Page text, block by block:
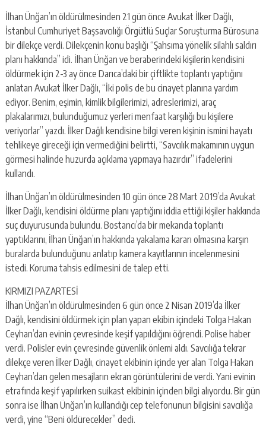
İlhan Ünğan’ın öldürülmesinden 21 gün önce Avukat İlker Dağlı,
İstanbul Cumhuriyet Başsavcılığı Örgütlü Suçlar Soruşturma Bürosuna
bir dilekçe verdi. Dilekçenin konu başlığı “Şahsıma yönelik silahlı saldırı
planı hakkında” idi. İlhan Ünğan ve beraberindeki kişilerin kendisini
öldürmek için 2-3 ay önce Darıca’daki bir çiftlikte toplantı yaptığını
anlatan Avukat İlker Dağlı, “İki polis de bu cinayet planına yardım
ediyor. Benim, eşimin, kimlik bilgilerimizi, adreslerimizi, araç
plakalarımızı, bulunduğumuz yerleri menfaat karşılığı bu kişilere
veriyorlar” yazdı. İlker Dağlı kendisine bilgi veren kişinin ismini hayatı
tehlikeye gireceği için vermediğini belirtti, “Savcılık makamının uygun
görmesi halinde huzurda açıklama yapmaya hazırdır” ifadelerini
kullandı.
İlhan Ünğan’ın öldürülmesinden 10 gün önce 28 Mart 2019’da Avukat
İlker Dağlı, kendisini öldürme planı yaptığını iddia ettiği kişiler hakkında
suç duyurusunda bulundu. Bostancı’da bir mekanda toplantı
yaptıklarını, İlhan Ünğan’ın hakkında yakalama kararı olmasına karşın
buralarda bulunduğunu anlatıp kamera kayıtlarının incelenmesini
istedi. Koruma tahsis edilmesini de talep etti.
KIRMIZI PAZARTESİ
İlhan Ünğan’ın öldürülmesinden 6 gün önce 2 Nisan 2019’da İlker
Dağlı, kendisini öldürmek için plan yapan ekibin içindeki Tolga Hakan
Ceyhan’dan evinin çevresinde keşif yapıldığını öğrendi. Polise haber
verdi. Polisler evin çevresinde güvenlik önlemi aldı. Savcılığa tekrar
dilekçe veren İlker Dağlı, cinayet ekibinin içinde yer alan Tolga Hakan
Ceyhan’dan gelen mesajların ekran görüntülerini de verdi. Yani evinin
etrafında keşif yapılırken suikast ekibinin içinden bilgi alıyordu. Bir gün
sonra ise İlhan Ünğan’ın kullandığı cep telefonunun bilgisini savcılığa
verdi, yine “Beni öldürecekler” dedi.